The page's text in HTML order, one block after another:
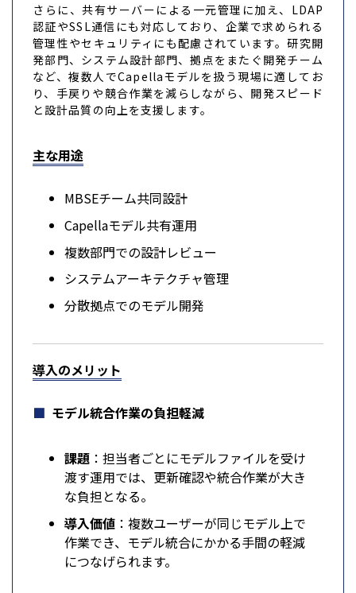
さらに、共有サーバーによる一元管理に加え、LDAP
認証やSSL通信にも対応しており、企業で求められる
管理性やセキュリティにも配慮されています。研究開
発部門、システム設計部門、拠点をまたぐ開発チーム
など、複数人でCapellaモデルを扱う現場に適してお
り、手戻りや競合作業を減らしながら、開発スピード
と設計品質の向上を支援します。
主な用途
MBSEチーム共同設計
Capellaモデル共有運用
複数部門での設計レビュー
システムアーキテクチャ管理
分散拠点でのモデル開発
導入のメリット
モデル統合作業の負担軽減
課題 ：担当者ごとにモデルファイルを受け
渡す運用では、更新確認や統合作業が大き
な負担となる。
導入価値 ：複数ユーザーが同じモデル上で
作業でき、モデル統合にかかる手間の軽減
につなげられます。